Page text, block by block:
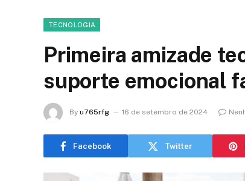
TECNOLOGIA
Primeira amizade
suporte emocional
By u765rfg 16 de setembro de 2024
Facebook Twitter